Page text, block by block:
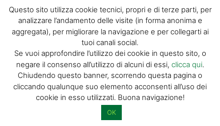
SENZA FILI – PINOCCHIO STREET
FESTIVAL
IN CODA DI LETTURA… LA MONTAGNA A
FUMETTI
100 Numeri per Discover Pistoia!
La 6ª edizione di OltreLaRocca sta per
arrivare!
Questo sito utilizza cookie tecnici, propri e di terze parti, per
analizzare l’andamento delle visite (in forma anonima e
aggregata), per migliorare la navigazione e per collegarti ai
tuoi canali social.
Se vuoi approfondire l’utilizzo dei cookie in questo sito, o
negare il consenso all’utilizzo di alcuni di essi, clicca qui.
Chiudendo questo banner, scorrendo questa pagina o
cliccando qualunque suo elemento acconsenti all’uso dei
cookie in esso utilizzati. Buona navigazione!
OK